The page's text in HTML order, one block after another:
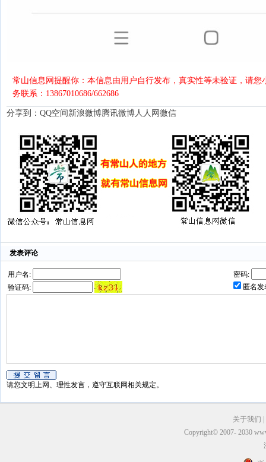
常山信息网提醒你：本信息由用户自行发布，真实性等未验证，请
务联系：13867010686/662686
分享到： QQ空间 新浪微博腾讯微博 人人网 微信
发表评论
用户名:
密码:
验证码:
匿名发
请您文明上网、理性发言，遵守互联网相关规定。
关于我们
Copyright© 2007- 2030